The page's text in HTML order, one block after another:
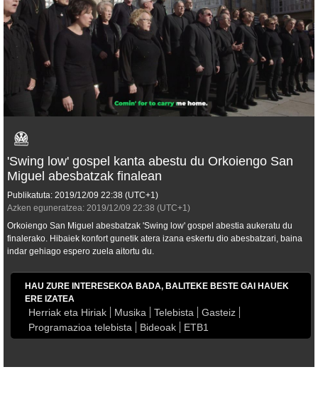
'Swing low' gospel kanta abestu du Orkoiengo San
Miguel abesbatzak finalean
Publikatuta: 2019/12/09 22:38 (UTC+1)
Azken eguneratzea: 2019/12/09 22:38 (UTC+1)
Orkoiengo San Miguel abesbatzak 'Swing low' gospel abestia aukeratu du
finalerako. Hibaiek konfort gunetik atera izana eskertu dio abesbatzari, baina
indar gehiago espero zuela aitortu du.
HAU ZURE INTERESEKOA BADA, BALITEKE BESTE GAI HAUEK
ERE IZATEA
Herriak eta Hiriak Musika Telebista
Gasteiz
Programazioa telebista
Bideoak ETB1